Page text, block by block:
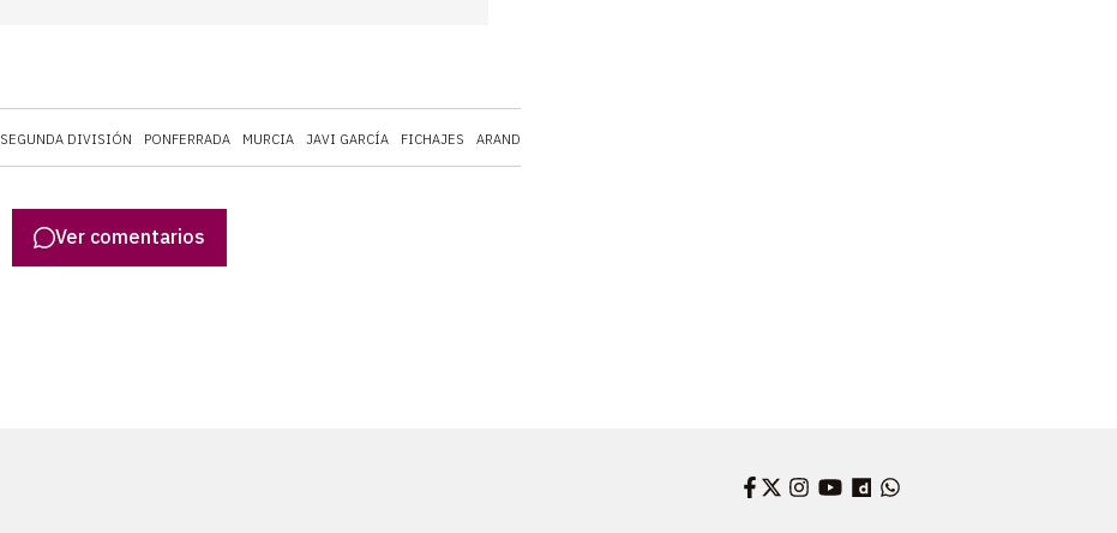
SEGUNDA DIVISIÓN PONFERRADA MURCIA JAVI GARCÍA FICHAJES ARANDINA CF
Ver comentarios
Facebook
Twitter
Instagram
YouTube
Dailymotion